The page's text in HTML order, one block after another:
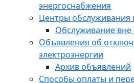
энергоснабжения
Центры обслуживания
Обслуживание вне
Объявления об
электроэнергии
Архив объявлений
Способы оплаты и